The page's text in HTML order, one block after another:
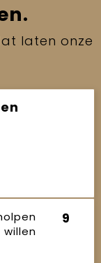
laten onze
9